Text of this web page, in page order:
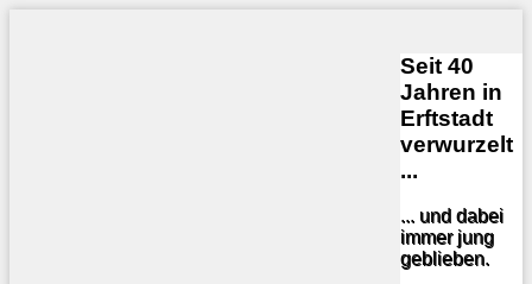
Seit 40
Jahren in
Erftstadt
verwurzelt
...
... und dabei
immer jung
geblieben.